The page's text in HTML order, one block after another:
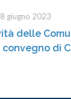
2023
Comunità
di